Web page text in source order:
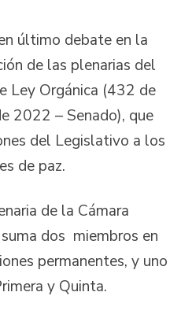
último debate en la
de las plenarias del
Ley Orgánica (432 de
2022 – Senado), que
del Legislativo a los
de paz.
de la Cámara
dos miembros en
permanentes, y uno
y Quinta.